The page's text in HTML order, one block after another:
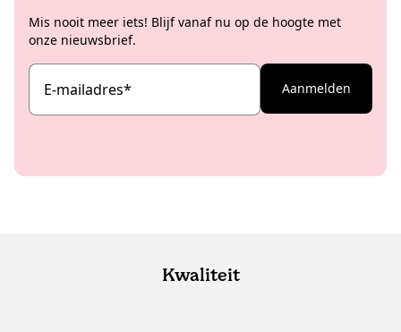
Mis nooit meer iets! Blijf vanaf nu op de hoogte met
onze nieuwsbrief.
E-mailadres* Aanmelden
Kwaliteit